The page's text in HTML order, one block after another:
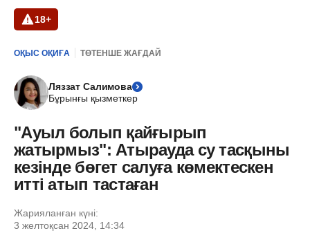
18+
ОҚЫС ОҚИҒА ТӨТЕНШЕ ЖАҒДАЙ
Ляззат Салимова
Бұрынғы қызметкер
"Ауыл болып қайғырып
жатырмыз": Атырауда су тасқыны
кезінде бөгет салуға көмектескен
итті атып тастаған
Жарияланған күні:
3 желтоқсан 2024, 14:34